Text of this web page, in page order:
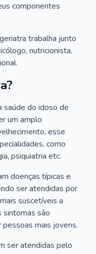
componentes
trabalha junto
nutricionista,
saúde do idoso de
um amplo
esse
como
psiquiatria etc.
doenças típicas e
ser atendidas por
suscetíveis a
sintomas são
mais jovens.
ser atendidas pelo